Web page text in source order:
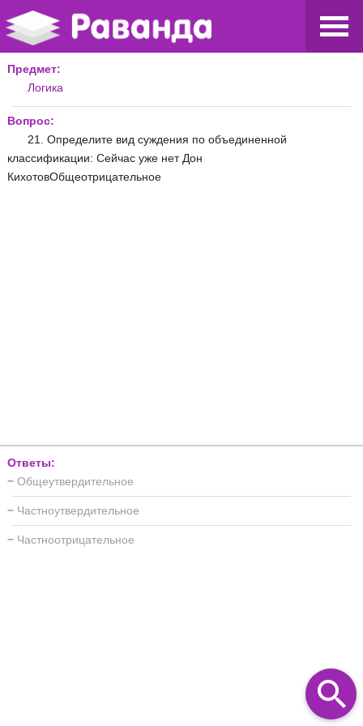
Предмет:
Логика
Вопрос:
21. Определите вид суждения по объединенной
классификации: Сейчас уже нет Дон
КихотовОбщеотрицательное
Ответы:
− Общеутвердительное
− Частноутвердительное
− Частноотрицательное